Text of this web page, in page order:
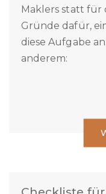
Die meisten
die
Maklers statt für
Gründe dafür,